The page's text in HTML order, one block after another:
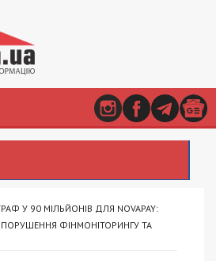
У 90 МІЛЬЙОНІВ ДЛЯ NOVAPAY:
ПОРУШЕННЯ ФІНМОНІТОРИНГУ ТА